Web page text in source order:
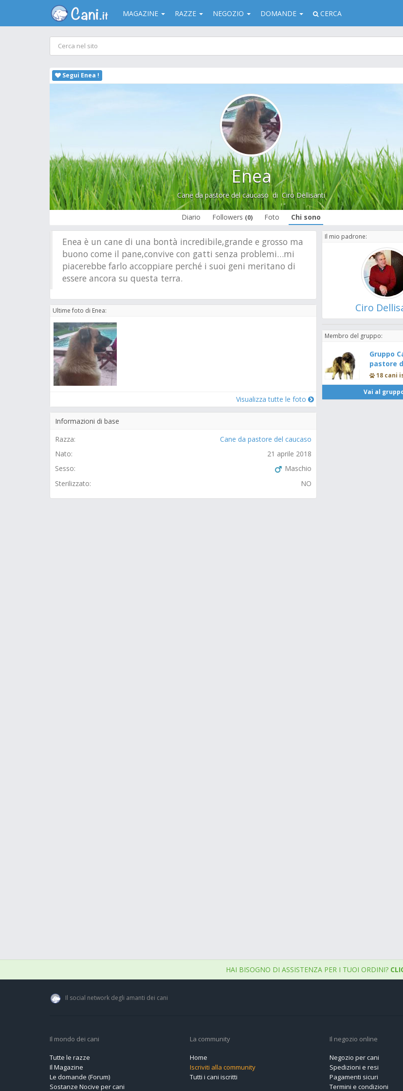
MAGAZINE RAZZE NEGOZIO DOMANDE CERCA
Segui Enea !
Enea
Cane da pastore del caucaso diCiro Dellisanti
Diario Followers (0) Foto Chi sono
Enea è un cane di una bontà incredibile,grande e grosso ma
buono come il pane,convive con gatti senza problemi…mi
piacerebbe farlo accoppiare perché i suoi geni meritano di
essere ancora su questa terra.
Ultime foto di Enea:
Visualizza tutte le foto
Informazioni di base
Razza:
Cane da pastore del caucaso
Nato:
21 aprile 2018
Sesso:
Maschio
Sterilizzato:
NO
Il mio padrone:
Ciro
Membro del gruppo:
Gruppo
pastore
18 cani
Vai al
HAI BISOGNO DI ASSISTENZA PER I TUOI ORDINI?
Il social network degli amanti dei cani
Il mondo dei cani
Tutte le razze
Il Magazine
Le domande (Forum)
Sostanze Nocive per cani
La community
Home
Iscriviti alla community
Tutti i cani iscritti
Il negozio online
Negozio per cani
Spedizioni e resi
Pagamenti sicuri
Termini e condizioni